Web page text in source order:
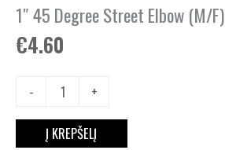
1″ 45 Degree Street Elbow (M/F)
€4.60
- +
Į KREPŠELĮ